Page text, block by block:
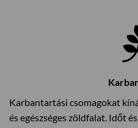
Karbantartási csomagokat
és egészséges zöldfalat. Időt